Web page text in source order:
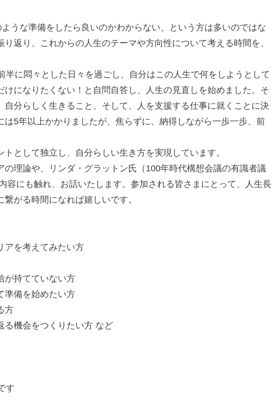
うな準備をしたら良いのかわからない、という方は多いのではな
返り、これからの人生のテーマや方向性について考える時間を、
半に悶々とした日々を過ごし、自分はこの人生で何をしようとして
けになりたくない！と自問自答し、人生の見直しを始めました。そ
自分らしく生きること、そして、人を支援する仕事に就くことに決
は5年以上かかりましたが、焦らずに、納得しながら一歩一歩、前
として独立し、自分らしい生き方を実現しています。
の理論や、リンダ・グラットン氏（100年時代構想会議の有識者議
容にも触れ、お話いたします。参加される皆さまにとって、人生長
がる時間になれば嬉しいです。
アを考えてみたい方
が持てていない方
準備を始めたい方
方
る機会をつくりたい方 など
す